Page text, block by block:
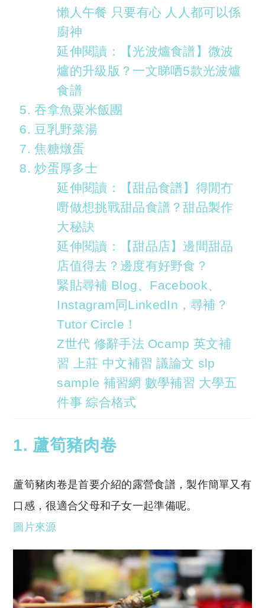
懶人午餐 只要有心 人人都可以係
廚神
延伸閱讀：【光波爐食譜】微波
爐的升級版？一文睇哂5款光波爐
食譜
5. 吞拿魚粟米飯團
6. 豆乳野菜湯
7. 焦糖燉蛋
8. 炒蛋厚多士
延伸閱讀：【甜品食譜】得閒冇
嘢做想挑戰甜品食譜？甜品製作
大秘訣
延伸閱讀：【甜品店】邊間甜品
店值得去？邊度有好野食？
緊貼尋補 Blog、Facebook、
Instagram同LinkedIn，尋補？
Tutor Circle！
Z世代 修辭手法 Ocamp 英文補
習 上莊 中文補習 議論文 slp
sample 補習網 數學補習 大學五
件事 綜合格式
1. 蘆筍豬肉卷
蘆筍豬肉卷是首要介紹的露營食譜，製作簡單又有
口感，很適合父母和子女一起準備呢。
圖片來源